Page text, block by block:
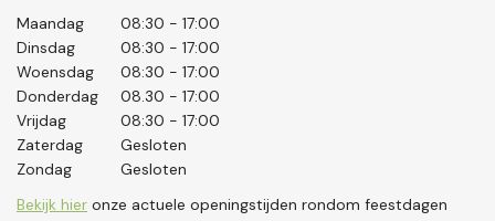
Maandag
08:30 - 17:00
Dinsdag
08:30 - 17:00
Woensdag
08:30 - 17:00
Donderdag
08.30 - 17:00
Vrijdag
08:30 - 17:00
Zaterdag
Gesloten
Zondag
Gesloten
Bekijk hier onze actuele openingstijden rondom feestdagen